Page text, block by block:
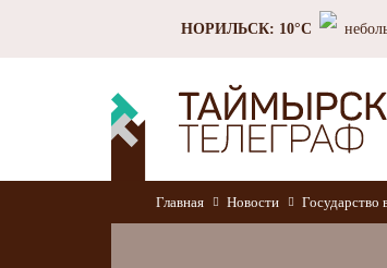
НОРИЛЬСК: 10°C
Главная Новости